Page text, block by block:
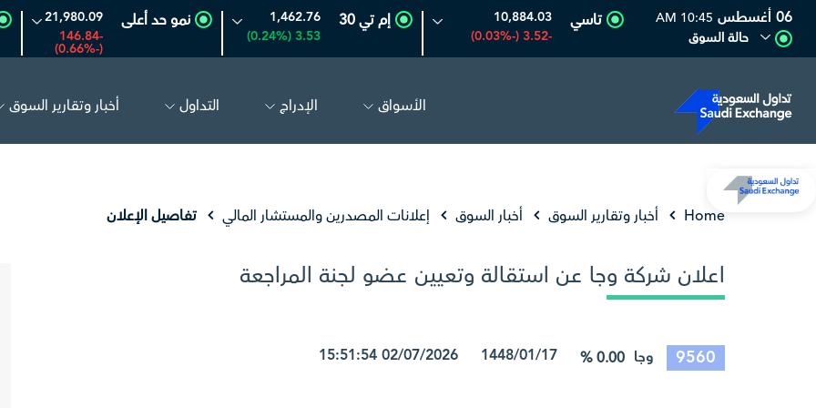
06 أغسطس
10:45 AM
حالة السوق
تاسي
10,884.03
-3.52 (-0.03%)
إم تي 30
1,462.76
3.53 (0.24%)
نمو حد أعلى
21,980.09
-146.84
(-0.66%)
الأسواق الإدراج التداول أخبار وتقارير السوق
Home أخبار وتقارير السوق أخبار السوق إعلانات المصدرين والمستشار المالي تفاصيل الإعلان
اعلان شركة وجا عن استقالة وتعيين عضو لجنة المراجعة
9560 وجا 0.00 %
1448/01/17 02/07/2026 15:51:54